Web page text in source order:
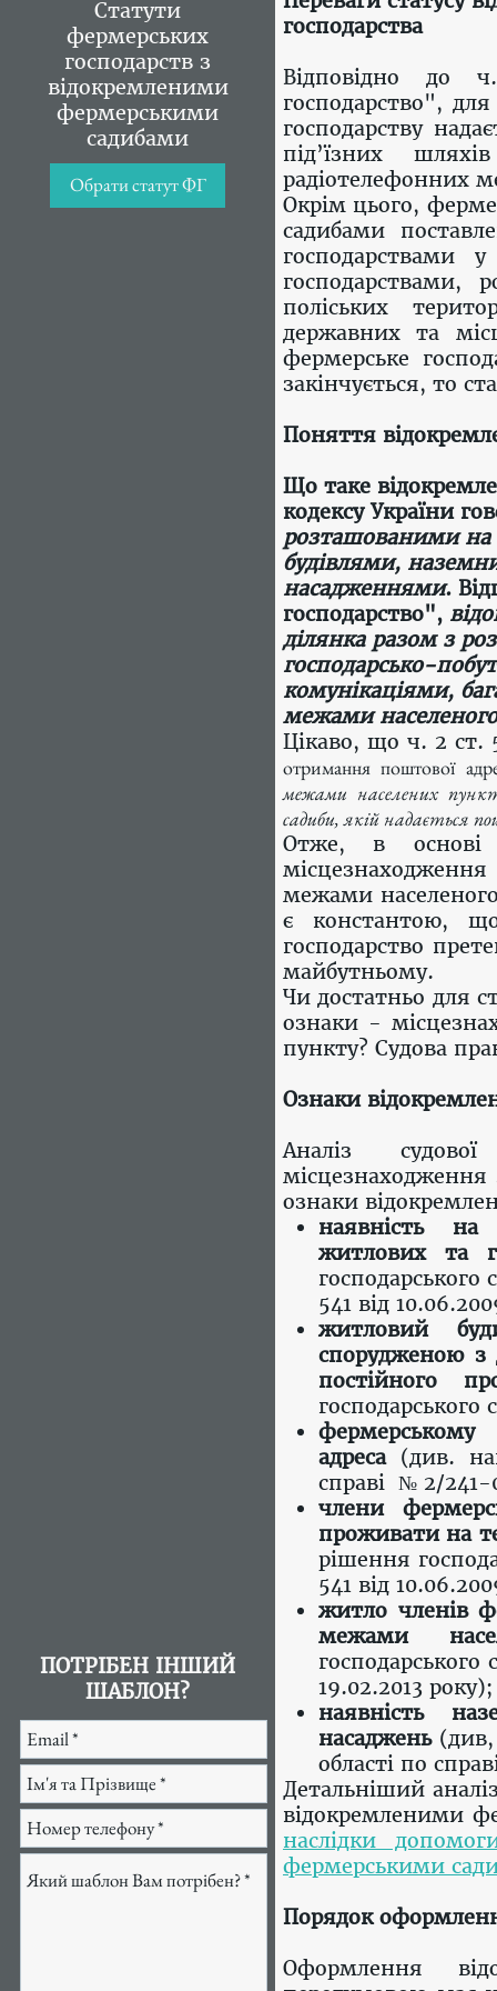
Статути
фермерських
господарств з
відокремленими
фермерськими
садибами
Обрати статут ФГ
ПОТРІБЕН ІНШИЙ
ШАБЛОН?
господарства
Відповідно до
господарство",
господарству
під’їзних
радіотелефонних
Окрім цього,
садибами
господарствами
господарствами,
поліських
державних та
фермерське
закінчується, то
Поняття
Що таке
кодексу України
розташованими на
будівлями,
насадженнями.
господарство",
ділянка разом з
господарсько-
комунікаціями,
межами
Цікаво, що ч. 2 ст.
отримання поштової
межами населених
садиби, якій надається
Отже, в основі
межами
є константою,
господарство
майбутньому.
Чи достатньо для
ознаки -
пункту? Судова
Ознаки
Аналіз
місцезнаходження
ознаки
наявність на
житлових та
541 від
житловий
спорудженою з
постійного
господарського
адреса(див.
справі № 2/241-
члени
проживати на
рішення
541 від
житло членів
межами
господарського
19.02.2013 року);
наявність
насаджень(див,
області по
Детальніший
відокремленими
наслідки
фермерськими
Порядок
Оформлення